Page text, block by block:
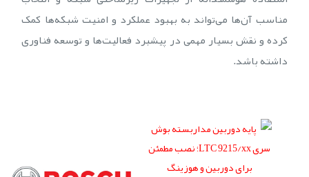
مناسب آن‌ها می‌تواند به بهبود عملکرد و امنیت شبکه‌ها کمک
کرده و نقش بسیار مهمی در پیشبرد فعالیت‌ها و توسعه فناوری
داشته باشد.